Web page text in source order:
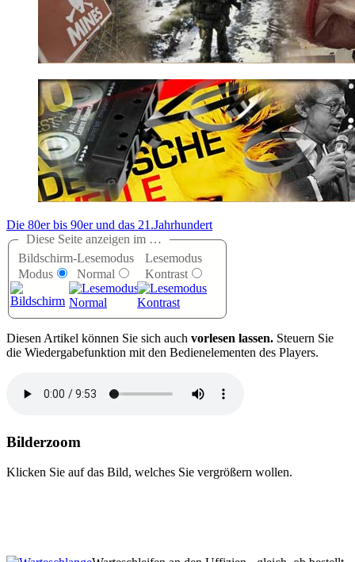
Die 80er bis 90er und das 21.Jahrhundert
Diese Seite anzeigen im …
Bildschirm-
Modus
Lesemodus
Normal
Lesemodus
Kontrast
Diesen Artikel können Sie sich auch vorlesen lassen. Steuern Sie
die Wiedergabefunktion mit den Bedienelementen des Players.
Bilderzoom
Klicken Sie auf das Bild, welches Sie vergrößern wollen.